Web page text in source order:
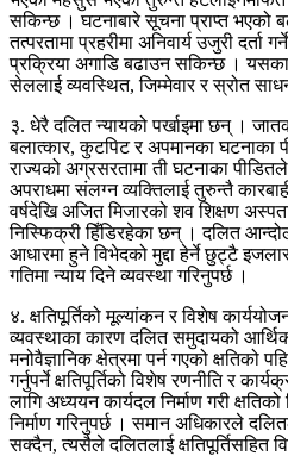
सकिन्छ । घटनाबारे सूचना प्राप्त भएको
तत्परतामा प्रहरीमा अनिवार्य उजुरी दर्ता
प्रक्रिया अगाडि बढाउन सकिन्छ ।
सेललाई व्यवस्थित, जिम्मेवार र स्रोत
३. धेरै दलित न्यायको पर्खाइमा छन् ।
बलात्कार, कुटपिट र अपमानका घटनाका
राज्यको अग्रसरतामा ती घटनाका
अपराधमा संलग्न व्यक्तिलाई तुरुन्तै
वर्षदेखि अजित मिजारको शव शिक्षण
निस्फिक्री हिँडिरहेका छन् । दलित
आधारमा हुने विभेदको मुद्दा हेर्ने छुट्टै
गतिमा न्याय दिने व्यवस्था गरिनुपर्छ ।
४. क्षतिपूर्तिको मूल्यांकन र विशेष
व्यवस्थाका कारण दलित समुदायको
मनोवैज्ञानिक क्षेत्रमा पर्न गएको क्षतिको
गर्नुपर्ने क्षतिपूर्तिको विशेष रणनीति र
लागि अध्ययन कार्यदल निर्माण गरी
निर्माण गरिनुपर्छ । समान अधिकारले
सक्दैन, त्यसैले दलितलाई क्षतिपूर्तिसहित